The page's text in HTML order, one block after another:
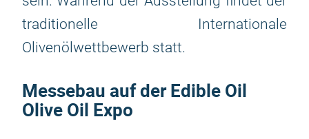
traditionelle Internationale
Olivenölwettbewerb statt.
Messebau auf der Edible Oil
Olive Oil Expo